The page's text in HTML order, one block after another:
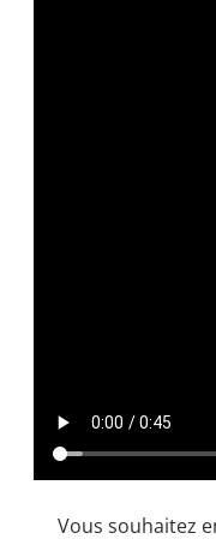
Vous souhaitez